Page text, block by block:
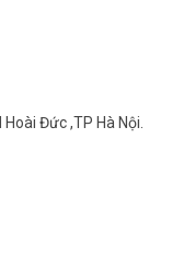
Hoài Đức ,TP Hà Nội.